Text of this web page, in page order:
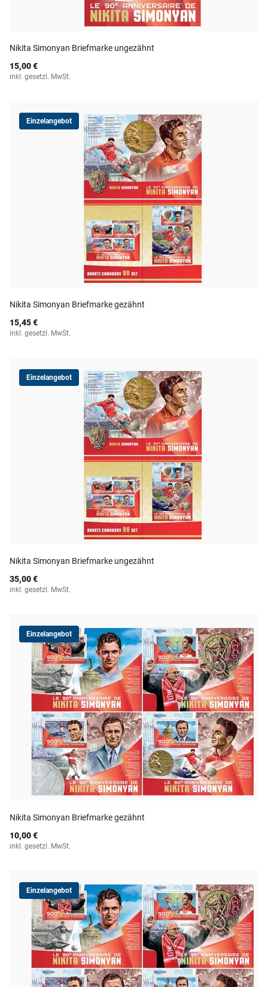
Nikita Simonyan Briefmarke ungezähnt
15,00 €
inkl. gesetzl. MwSt.
Einzelangebot
Nikita Simonyan Briefmarke gezähnt
15,45 €
inkl. gesetzl. MwSt.
Einzelangebot
Nikita Simonyan Briefmarke ungezähnt
35,00 €
inkl. gesetzl. MwSt.
Einzelangebot
Nikita Simonyan Briefmarke gezähnt
10,00 €
inkl. gesetzl. MwSt.
Einzelangebot